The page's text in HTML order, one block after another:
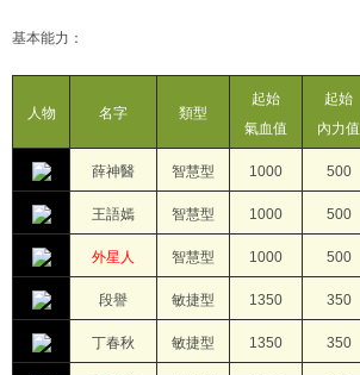
基本能力：
人物 名字 類型
起始
氣血值
起始
內力值
薛神醫 智慧型 1000 500
王語嫣 智慧型 1000 500
外星人 智慧型 1000 500
段譽 敏捷型 1350 350
丁春秋 敏捷型 1350 350